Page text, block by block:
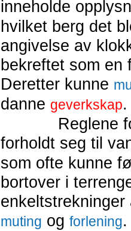
inneholde
hvilket berg det
angivelse av
bekreftet som en
Deretter kunne
danne geverkskap.
Reglene for
forholdt seg til
som ofte kunne
bortover i
muting og forlening.